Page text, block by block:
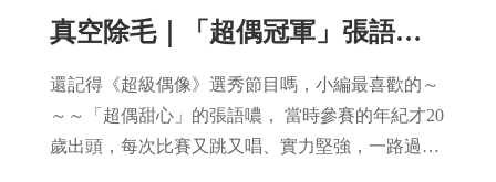
真空除毛｜「超偶冠軍」張語噥報到～給我幼嫩嫩的「偽素顏美腳」！
還記得《超級偶像》選秀節目嗎，小編最喜歡的～
～～「超偶甜心」的張語噥， 當時參賽的年紀才20
歲出頭，每次比賽又跳又唱、實力堅強，一路過關